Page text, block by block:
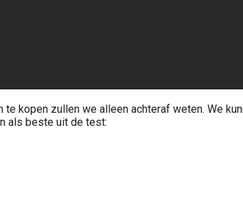
kopen zullen we alleen achteraf weten. We
als beste uit de test: